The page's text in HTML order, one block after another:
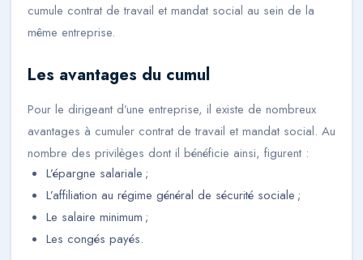
cumule contrat de travail et mandat social au sein de la
même entreprise.
Les avantages du cumul
Pour le dirigeant d’une entreprise, il existe de nombreux
avantages à cumuler contrat de travail et mandat social. Au
nombre des privilèges dont il bénéficie ainsi, figurent :
L’épargne salariale ;
L’affiliation au régime général de sécurité sociale ;
Le salaire minimum ;
Les congés payés.